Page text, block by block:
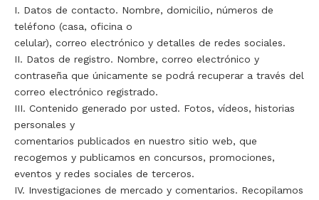
I. Datos de contacto. Nombre, domicilio, números de
teléfono (casa, oficina o
celular), correo electrónico y detalles de redes sociales.
II. Datos de registro. Nombre, correo electrónico y
contraseña que únicamente se podrá recuperar a través del
correo electrónico registrado.
III. Contenido generado por usted. Fotos, vídeos, historias
personales y
comentarios publicados en nuestro sitio web, que
recogemos y publicamos en concursos, promociones,
eventos y redes sociales de terceros.
IV. Investigaciones de mercado y comentarios. Recopilamos